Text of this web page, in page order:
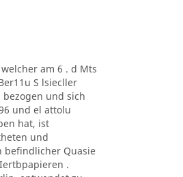
am 6 . d Mts
S lsiecller
und sich
und el attolu
hat, ist
und
befindlicher Quasie
.